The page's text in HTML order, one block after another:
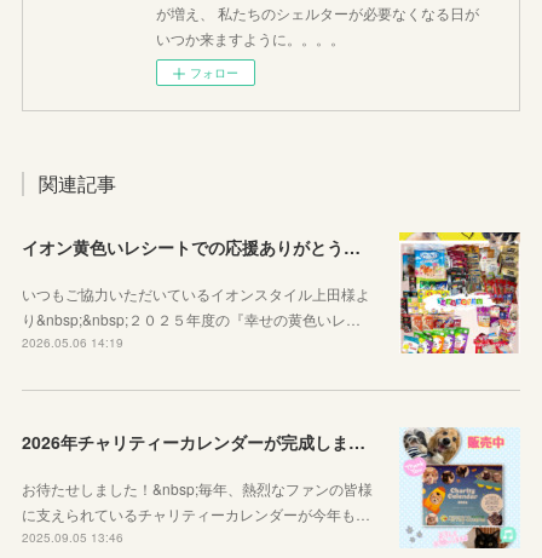
が増え、 私たちのシェルターが必要なくなる日が
いつか来ますように。。。。
フォロー
関連記事
イオン黄色いレシートでの応援ありがとうございました
いつもご協力いただいているイオンスタイル上田様よ
り&nbsp;&nbsp;２０２５年度の『幸せの黄色いレ…
2026.05.06 14:19
2026年チャリティーカレンダーが完成しました！
お待たせしました！&nbsp;毎年、熱烈なファンの皆様
に支えられているチャリティーカレンダーが今年も…
2025.09.05 13:46